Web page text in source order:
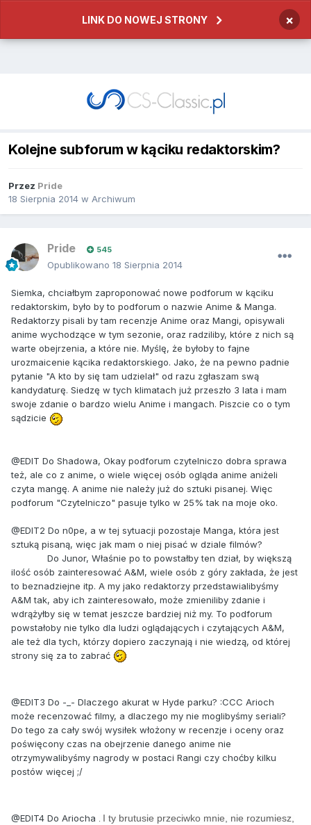
LINK DO NOWEJ STRONY ×
Kolejne subforum w kąciku redaktorskim?
Przez Pride
18 Sierpnia 2014 w Archiwum
Pride 545
Opublikowano 18 Sierpnia 2014
Siemka, chciałbym zaproponować nowe podforum w kąciku
redaktorskim, było by to podforum o nazwie Anime & Manga.
Redaktorzy pisali by tam recenzje Anime oraz Mangi, opisywali
anime wychodzące w tym sezonie, oraz radziliby, które z nich są
warte obejrzenia, a które nie. Myślę, że byłoby to fajne
urozmaicenie kącika redaktorskiego. Jako, że na pewno padnie
pytanie "A kto by się tam udzielał" od razu zgłaszam swą
kandydaturę. Siedzę w tych klimatach już przeszło 3 lata i mam
swoje zdanie o bardzo wielu Anime i mangach. Piszcie co o tym
sądzicie
@EDIT Do Shadowa, Okay podforum czytelniczo dobra sprawa
też, ale co z anime, o wiele więcej osób ogląda anime aniżeli
czyta mangę. A anime nie należy już do sztuki pisanej. Więc
podforum "Czytelniczo" pasuje tylko w 25% tak na moje oko.
@EDIT2 Do n0pe, a w tej sytuacji pozostaje Manga, która jest
sztuką pisaną, więc jak mam o niej pisać w dziale filmów?
Do Junor, Właśnie po to powstałby ten dział, by większą
ilość osób zainteresować A&M, wiele osób z góry zakłada, że jest
to beznadziejne itp. A my jako redaktorzy przedstawialibyśmy
A&M tak, aby ich zainteresowało, może zmieniliby zdanie i
wdrążyłby się w temat jeszcze bardziej niż my. To podforum
powstałoby nie tylko dla ludzi oglądających i czytających A&M,
ale też dla tych, którzy dopiero zaczynają i nie wiedzą, od której
strony się za to zabrać
@EDIT3 Do -_- Dlaczego akurat w Hyde parku? :CCC Arioch
może recenzować filmy, a dlaczego my nie moglibyśmy seriali?
Do tego za cały swój wysiłek włożony w recenzje i oceny oraz
poświęcony czas na obejrzenie danego anime nie
otrzymywalibyśmy nagrody w postaci Rangi czy choćby kilku
postów więcej ;/
@EDIT4 Do Ariocha
I ty brutusie przeciwko mnie, nie rozumiesz,